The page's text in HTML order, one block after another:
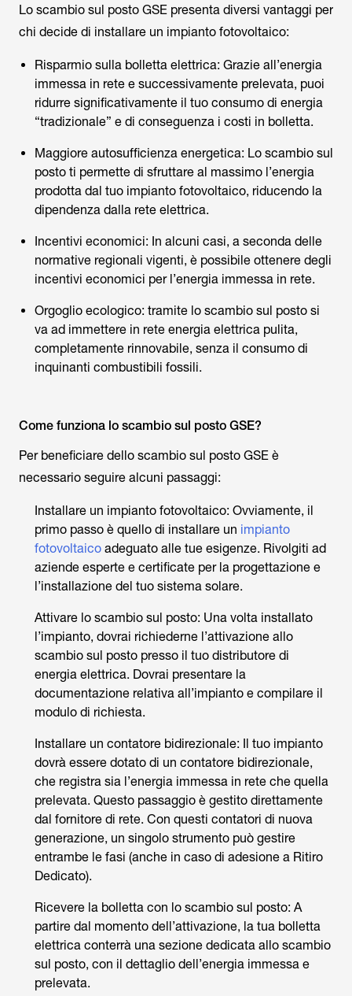
Lo scambio sul posto GSE presenta diversi vantaggi per
chi decide di installare un impianto fotovoltaico:
Risparmio sulla bolletta elettrica: Grazie all’energia
immessa in rete e successivamente prelevata, puoi
ridurre significativamente il tuo consumo di energia
“tradizionale” e di conseguenza i costi in bolletta.
Maggiore autosufficienza energetica: Lo scambio sul
posto ti permette di sfruttare al massimo l’energia
prodotta dal tuo impianto fotovoltaico, riducendo la
dipendenza dalla rete elettrica.
Incentivi economici: In alcuni casi, a seconda delle
normative regionali vigenti, è possibile ottenere degli
incentivi economici per l’energia immessa in rete.
Orgoglio ecologico: tramite lo scambio sul posto si
va ad immettere in rete energia elettrica pulita,
completamente rinnovabile, senza il consumo di
inquinanti combustibili fossili.
Come funziona lo scambio sul posto GSE?
Per beneficiare dello scambio sul posto GSE è
necessario seguire alcuni passaggi:
Installare un impianto fotovoltaico: Ovviamente, il
primo passo è quello di installare un impianto
fotovoltaico adeguato alle tue esigenze. Rivolgiti ad
aziende esperte e certificate per la progettazione e
l’installazione del tuo sistema solare.
Attivare lo scambio sul posto: Una volta installato
l’impianto, dovrai richiederne l’attivazione allo
scambio sul posto presso il tuo distributore di
energia elettrica. Dovrai presentare la
documentazione relativa all’impianto e compilare il
modulo di richiesta.
Installare un contatore bidirezionale: Il tuo impianto
dovrà essere dotato di un contatore bidirezionale,
che registra sia l’energia immessa in rete che quella
prelevata. Questo passaggio è gestito direttamente
dal fornitore di rete. Con questi contatori di nuova
generazione, un singolo strumento può gestire
entrambe le fasi (anche in caso di adesione a Ritiro
Dedicato).
Ricevere la bolletta con lo scambio sul posto: A
partire dal momento dell’attivazione, la tua bolletta
elettrica conterrà una sezione dedicata allo scambio
sul posto, con il dettaglio dell’energia immessa e
prelevata.